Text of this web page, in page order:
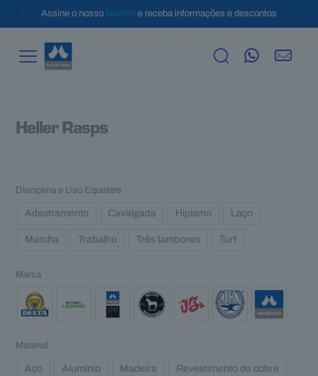
Assine o nosso boletim e receba informações e descontos
Heller Rasps
Disciplina e Uso Equestre
Adestramento Cavalgada Hipismo Laço
Marcha Trabalho Três tambores Turf
Marca
Material
Aço Alumínio Madeira Revestimento de cobre